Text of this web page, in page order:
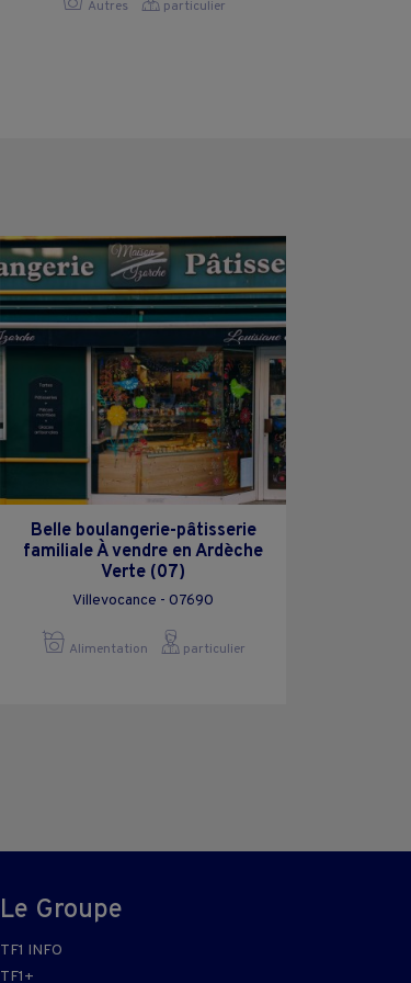
Autres particulier
Belle boulangerie-pâtisserie
familiale À vendre en Ardèche
Verte (07)
Villevocance - 07690
Alimentation particulier
Le Groupe
TF1 INFO
TF1+